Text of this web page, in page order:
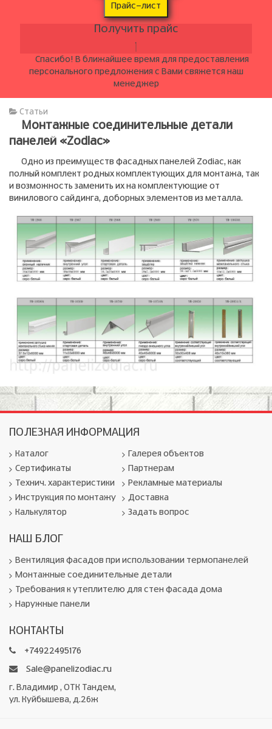
Прайс-лист
Получить прайс
Спасибо! В ближайшее время для предоставления
персонального предложения с Вами свяжется наш
менеджер
Статьи
Монтажные соединительные детали
панелей «Zodiac»
Одно из преимуществ фасадных панелей Zodiac, как
полный комплект родных комплектующих для монтажа, так
и возможность заменить их на комплектующие от
винилового сайдинга, доборных элементов из металла.
ПОЛЕЗНАЯ ИНФОРМАЦИЯ
Каталог
Сертификаты
Технич. характеристики
Инструкция по монтажу
Калькулятор
Галерея объектов
Партнерам
Рекламные материалы
Доставка
Задать вопрос
НАШ БЛОГ
Вентиляция фасадов при использовании термопанелей
Монтажные соединительные детали
Требования к утеплителю для стен фасада дома
Наружные панели
КОНТАКТЫ
+74922495176
Sale@panelizodiac.ru
г. Владимир , ОТК Тандем,
ул. Куйбышева, д.26ж